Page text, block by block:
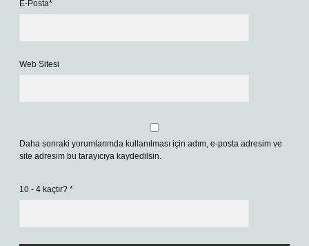
E-Posta*
Web Sitesi
Daha sonraki yorumlarımda kullanılması için adım, e-posta adresim ve
site adresim bu tarayıcıya kaydedilsin.
10 - 4 kaçtır? *